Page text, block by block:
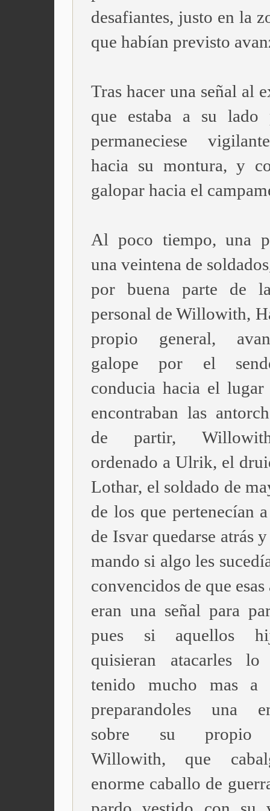
desafiantes, justo en la
que habían previsto
Tras hacer una señal al
que estaba a su lado
permaneciese
hacia su montura, y
galopar hacia el
Al poco tiempo, una
una veintena de
por buena parte de
personal de Willowith,
propio general,
galope por el
conducia hacia el lugar
encontraban las
de partir,
ordenado a Ulrik, el
Lothar, el soldado de
de los que pertenecían
de Isvar quedarse atrás
mando si algo les
convencidos de que
eran una señal para
pues si aquellos
quisieran atacarles lo
tenido mucho mas a
preparandoles una
sobre su propio
Willowith, que
enorme caballo de